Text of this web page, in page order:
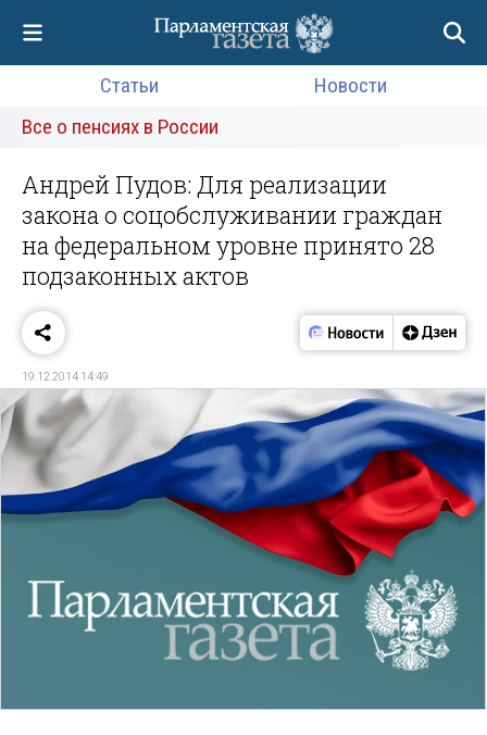
Статьи
Новости
Все о пенсиях в России
Андрей Пудов: Для реализации
закона о соцобслуживании граждан
на федеральном уровне принято 28
подзаконных актов
19.12.2014 14:49